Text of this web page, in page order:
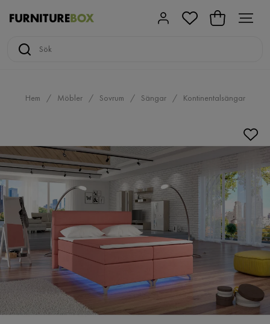
Hem Möbler Sovrum Sängar Kontinentalsängar